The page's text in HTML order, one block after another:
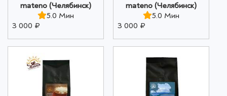
mateno (Челябинск)
5.0 Мин
3 000 ₽
mateno (Челябинск)
5.0 Мин
3 000 ₽